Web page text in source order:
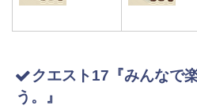
クエスト17『みんなで
う。』